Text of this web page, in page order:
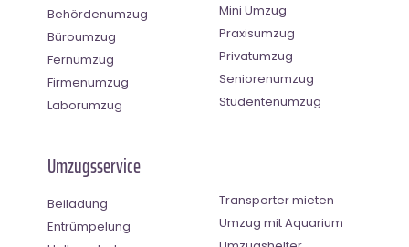
Behördenumzug
Büroumzug
Fernumzug
Firmenumzug
Laborumzug
Mini Umzug
Praxisumzug
Privatumzug
Seniorenumzug
Studentenumzug
Umzugsservice
Beiladung
Entrümpelung
Transporter mieten
Umzug mit Aquarium